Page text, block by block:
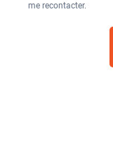
me recontacter.